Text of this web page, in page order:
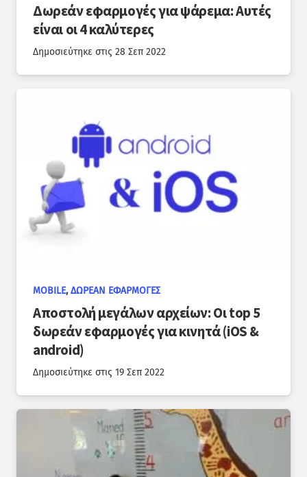
Δωρεάν εφαρμογές για ψάρεμα: Αυτές
είναι οι 4 καλύτερες
Δημοσιεύτηκε στις 28 Σεπ 2022
MOBILE,ΔΩΡΕΆΝ ΕΦΑΡΜΟΓΈΣ
Αποστολή μεγάλων αρχείων: Οι top 5
δωρεάν εφαρμογές για κινητά (iOS &
android)
Δημοσιεύτηκε στις 19 Σεπ 2022